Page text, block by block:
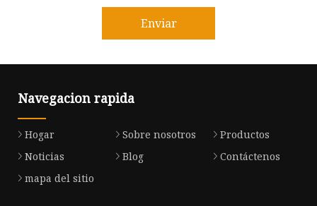
Enviar
Navegacion rapida
Hogar Sobre nosotros
Productos
Noticias
Blog
Contáctenos
mapa del sitio